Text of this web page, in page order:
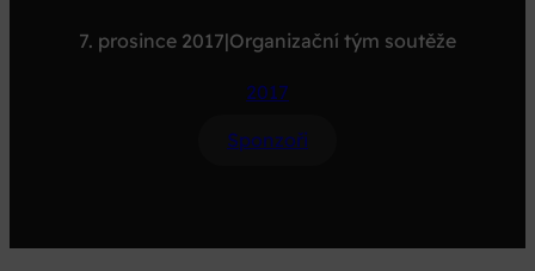
7. prosince 2017|Organizační tým soutěže
2017
Sponzoři